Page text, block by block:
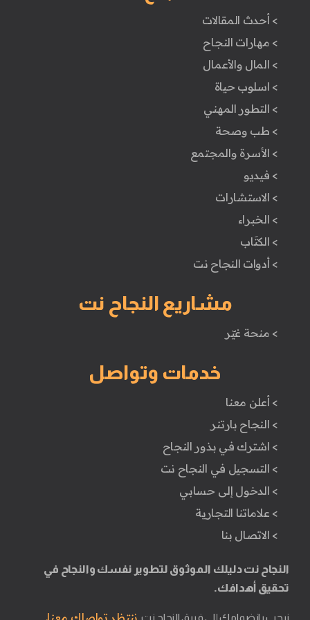
> أحدث المقالات
> مهارات النجاح
> المال والأعمال
> اسلوب حياة
> التطور المهني
> طب وصحة
> الأسرة والمجتمع
> فيديو
> الاستشارات
> الخبراء
> الكتَاب
> أدوات النجاح نت
مشاريع النجاح نت
> منحة غيّر
خدمات وتواصل
> أعلن معنا
> النجاح بارتنر
> اشترك في بذور النجاح
> التسجيل في النجاح نت
> الدخول إلى حسابي
> علاماتنا التجارية
> الاتصال بنا
النجاح نت دليلك الموثوق لتطوير نفسك والنجاح في
تحقيق أهدافك.
نرحب بانضمامك إلى فريق النجاح نت.